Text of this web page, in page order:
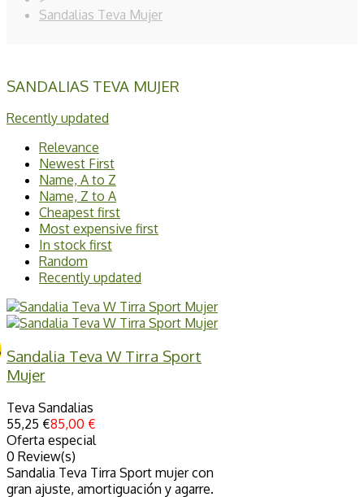
Sandalias Teva Mujer
Precio
Fabricante
Número
374
385
395
404
414
PRODUCTO
Beige3
Negro1
Rosa 2
Verde1
View Products5
SANDALIAS TEVA MUJER
Recently updated
Relevance
Newest First
Name, A to Z
Name, Z to A
Cheapest first
Most expensive first
In stock first
Random
Recently updated
Sandalia Teva W Tirra Sport
Mujer
Teva Sandalias
55,25 €85,00 €
Oferta especial
0 Review(s)
Sandalia Teva Tirra Sport mujer con
gran ajuste, amortiguación y agarre.